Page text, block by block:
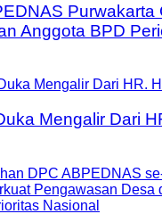
Purwakarta
Anggota BPD
Mengalir Dari